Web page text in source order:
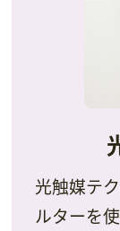
光触媒テ
ルターを